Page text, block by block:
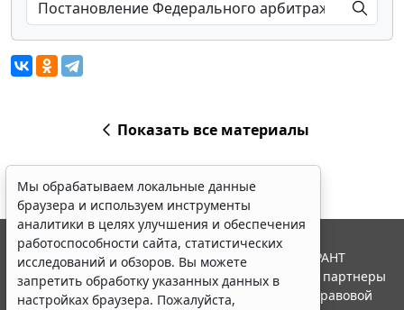
Показать все материалы
Мы обрабатываем локальные данные
браузера и используем инструменты
аналитики в целях улучшения и обеспечения
работоспособности сайта, статистических
исследований и обзоров. Вы можете
запретить обработку указанных данных в
настройках браузера. Пожалуйста,
© ООО "НПП "ГАРАНТ-СЕРВИС", 2026. Система ГАРАНТ
выпускается с 1990 года. Компания "Гарант" и ее партнеры
являются участниками Российской ассоциации правовой